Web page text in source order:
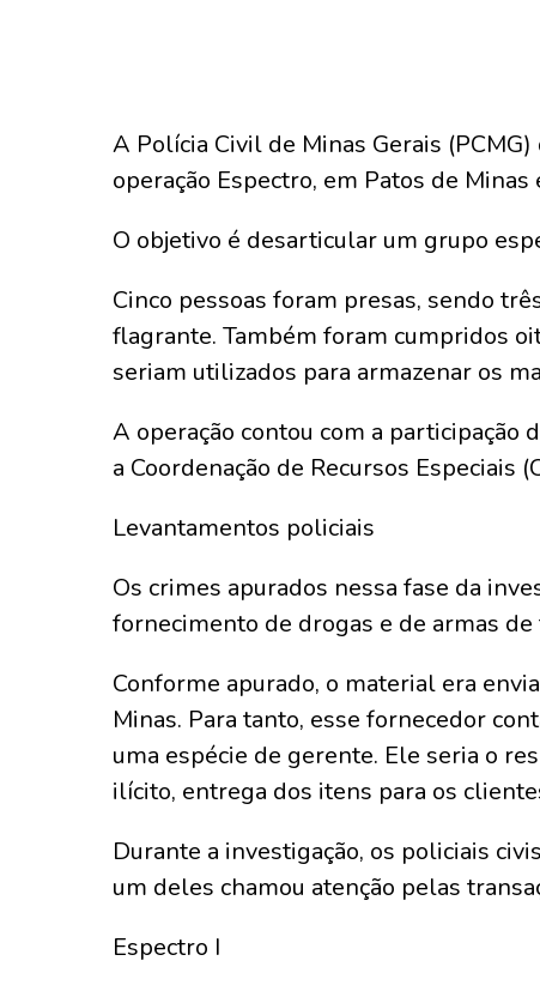
A Polícia Civil de Minas Gerais
operação Espectro, em Patos de
O objetivo é desarticular um grupo
Cinco pessoas foram presas, sendo
flagrante. Também foram cumpridos
seriam utilizados para armazenar os
A operação contou com a participação
a Coordenação de Recursos Especiais
Levantamentos policiais
Os crimes apurados nessa fase da
fornecimento de drogas e de armas
Conforme apurado, o material era
Minas. Para tanto, esse fornecedor
uma espécie de gerente. Ele seria o
ilícito, entrega dos itens para os
Durante a investigação, os policiais
um deles chamou atenção pelas
Espectro I